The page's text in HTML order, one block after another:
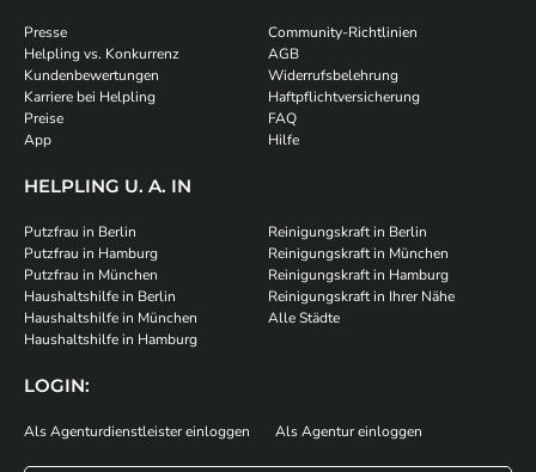
Presse
Helpling vs. Konkurrenz
Kundenbewertungen
Karriere bei Helpling
Preise
App
Community-Richtlinien
AGB
Widerrufsbelehrung
Haftpflichtversicherung
FAQ
Hilfe
HELPLING U. A. IN
Putzfrau in Berlin
Putzfrau in Hamburg
Putzfrau in München
Haushaltshilfe in Berlin
Haushaltshilfe in München
Haushaltshilfe in Hamburg
Reinigungskraft in Berlin
Reinigungskraft in München
Reinigungskraft in Hamburg
Reinigungskraft in Ihrer Nähe
Alle Städte
LOGIN:
Als Agenturdienstleister einloggen Als Agentur einloggen